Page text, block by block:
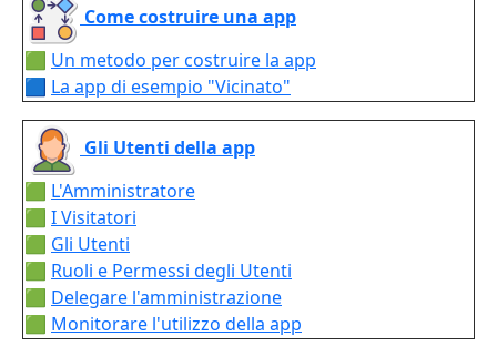
Come costruire una app
🟩 Un metodo per costruire la app
🟦 La app di esempio "Vicinato"
Gli Utenti della app
🟩 L'Amministratore
🟩 I Visitatori
🟩 Gli Utenti
🟩 Ruoli e Permessi degli Utenti
🟩 Delegare l'amministrazione
🟩 Monitorare l'utilizzo della app